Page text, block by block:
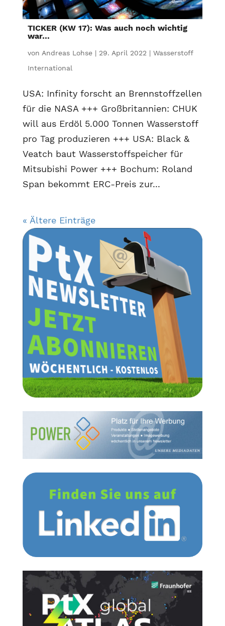
TICKER (KW 17): Was auch noch wichtig
war…
von Andreas Lohse| 29. April 2022 | Wasserstoff
International
USA: Infinity forscht an Brennstoffzellen
für die NASA +++ Großbritannien: CHUK
will aus Erdöl 5.000 Tonnen Wasserstoff
pro Tag produzieren +++ USA: Black &
Veatch baut Wasserstoffspeicher für
Mitsubishi Power +++ Bochum: Roland
Span bekommt ERC-Preis zur...
« Ältere Einträge